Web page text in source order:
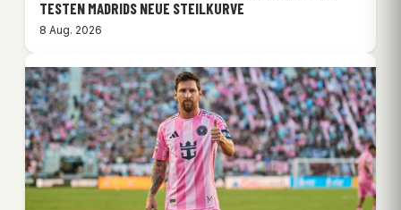
TESTEN MADRIDS NEUE STEILKURVE
8 Aug. 2026